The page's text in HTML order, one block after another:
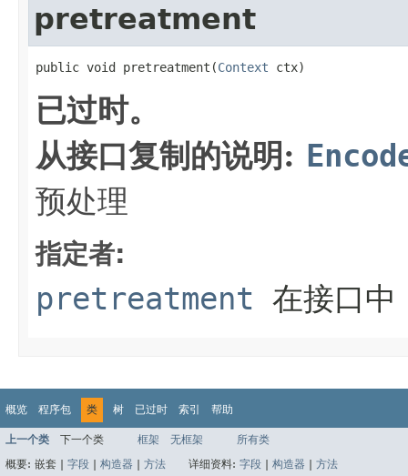
pretreatment
public void pretreatment(Context ctx)
已过时。
从接口复制的说明:
预处理
指定者:
pretreatment 在接口
概览 程序包 类 树 已过时 索引 帮助
上一个类 下一个类 框架 无框架
所有类
概要: 嵌套 | 字段 构造器 方法 详细资料: 字段 构造器 方法